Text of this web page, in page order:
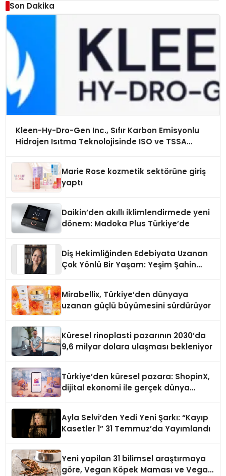
Son Dakika
Kleen-Hy-Dro-Gen Inc., Sıfır Karbon Emisyonlu
Hidrojen Isıtma Teknolojisinde ISO ve TSSA
Marie Rose kozmetik sektörüne giriş
yaptı
Daikin’den akıllı iklimlendirmede yeni
dönem: Madoka Plus Türkiye’de
Diş Hekimliğinden Edebiyata Uzanan
Çok Yönlü Bir Yaşam: Yeşim Şahin
Mirabellix, Türkiye’den dünyaya
uzanan güçlü büyümesini sürdürüyor
Küresel rinoplasti pazarının 2030’da
9,6 milyar dolara ulaşması bekleniyor
Türkiye’den küresel pazara: ShopinX,
dijital ekonomi ile gerçek dünya
Ayla Selvi’den Yedi Yeni Şarkı: “Kayıp
Kasetler 1” 31 Temmuz’da Yayımlandı
Yeni yapilan 31 bilimsel araştırmaya
göre, Vegan Köpek Maması ve Vegan